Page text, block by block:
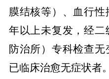
膜结核等）、血行
年以上未复发，经
防治所）专科检查
已临床治愈无症状者。